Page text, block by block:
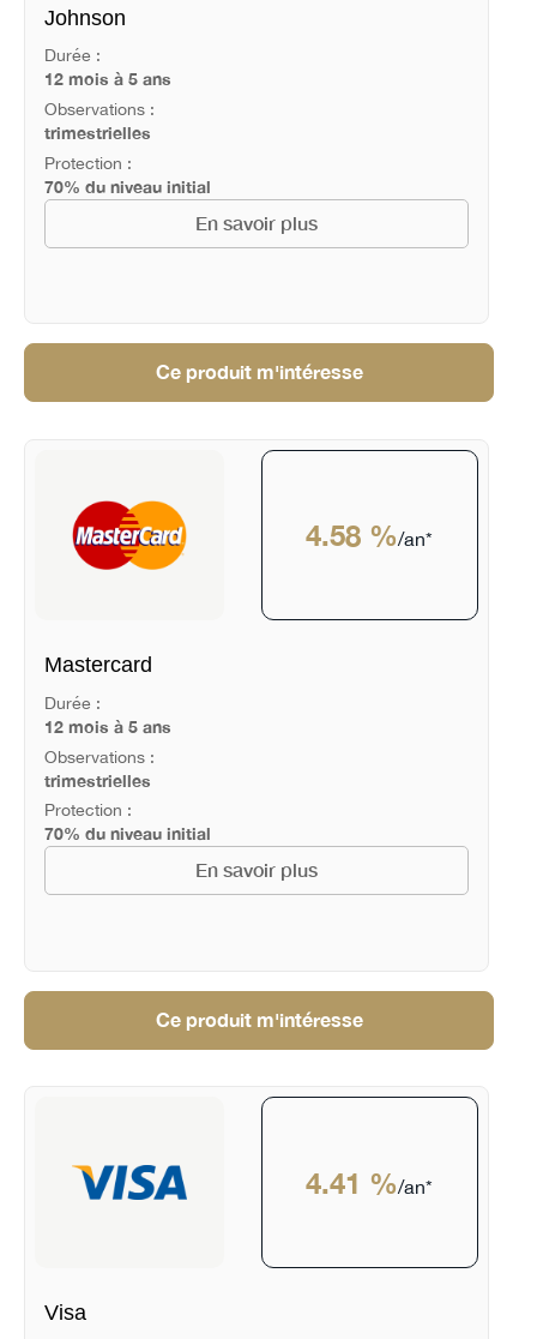
Johnson
Durée :
12 mois à 5 ans
Observations :
trimestrielles
Protection :
70% du niveau initial
En savoir plus
Ce produit m'intéresse
4.58 %/an*
Mastercard
Durée :
12 mois à 5 ans
Observations :
trimestrielles
Protection :
70% du niveau initial
En savoir plus
Ce produit m'intéresse
4.41 %/an*
Visa